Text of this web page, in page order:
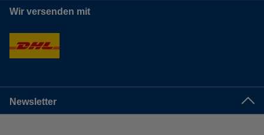
Wir versenden mit
Newsletter